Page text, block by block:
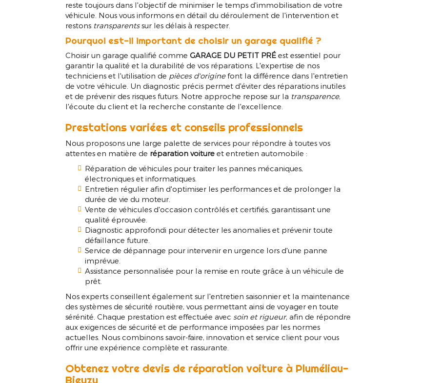
Réparation voiture Pluméliau
reste toujours dans l'objectif de minimiser le temps d'immobilisation de votre
véhicule. Nous vous informons en détail du déroulement de l'intervention et
restons transparentssur les délais à respecter.
Pourquoi est-il important de choisir un garage qualifié ?
Choisir un garage qualifié commeGARAGE DU PETIT PRÉ est essentiel pour
garantir la qualité et la durabilité de vos réparations. L'expertise de nos
techniciens et l'utilisation de pièces d'originefont la différence dans l'entretien
de votre véhicule. Un diagnostic précis permet d'éviter des réparations inutiles
et de prévenir des risques futurs. Notre approche repose sur la transparence,
l'écoute du client et la recherche constante de l'excellence.
Prestations variées et conseils professionnels
Nous proposons une large palette de services pour répondre à toutes vos
attentes en matière de réparation voiture et entretien automobile :
Réparation de véhicules pour traiter les pannes mécaniques,
électroniques et informatiques.
Entretien régulier afin d'optimiser les performances et de prolonger la
durée de vie du moteur.
Vente de véhicules d'occasion contrôlés et certifiés, garantissant une
qualité éprouvée.
Diagnostic approfondi pour détecter les anomalies et prévenir toute
défaillance future.
Service de dépannage pour intervenir en urgence lors d'une panne
imprévue.
Assistance personnalisée pour la remise en route grâce à un véhicule de
prêt.
Nos experts conseillent également sur l'entretien saisonnier et la maintenance
des systèmes de sécurité routière, vous permettant ainsi de voyager en toute
sérénité. Chaque prestation est effectuée avec soin et rigueur, afin de répondre
aux exigences de sécurité et de performance imposées par les normes
actuelles. Nous combinons savoir-faire, innovation et service client pour vous
offrir une expérience complète et rassurante.
Obtenez votre devis de réparation voiture à Pluméliau-
Bieuzy